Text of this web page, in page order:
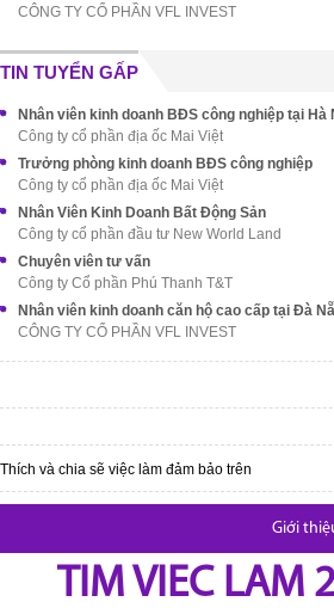
CÔNG TY CỔ PHẦN VFL INVEST
TIN TUYỂN GẤP
Nhân viên kinh doanh BĐS công nghiệp tại Hà
Công ty cổ phần địa ốc Mai Việt
Trưởng phòng kinh doanh BĐS công nghiệp
Công ty cổ phần địa ốc Mai Việt
Nhân Viên Kinh Doanh Bất Động Sản
Công ty cổ phần đầu tư New World Land
Chuyên viên tư vấn
Công ty Cổ phần Phú Thanh T&T
Nhân viên kinh doanh căn hộ cao cấp tại Đà
CÔNG TY CỔ PHẦN VFL INVEST
Thích và chia sẽ việc làm đảm bảo trên
Giới
TIM VIEC LAM